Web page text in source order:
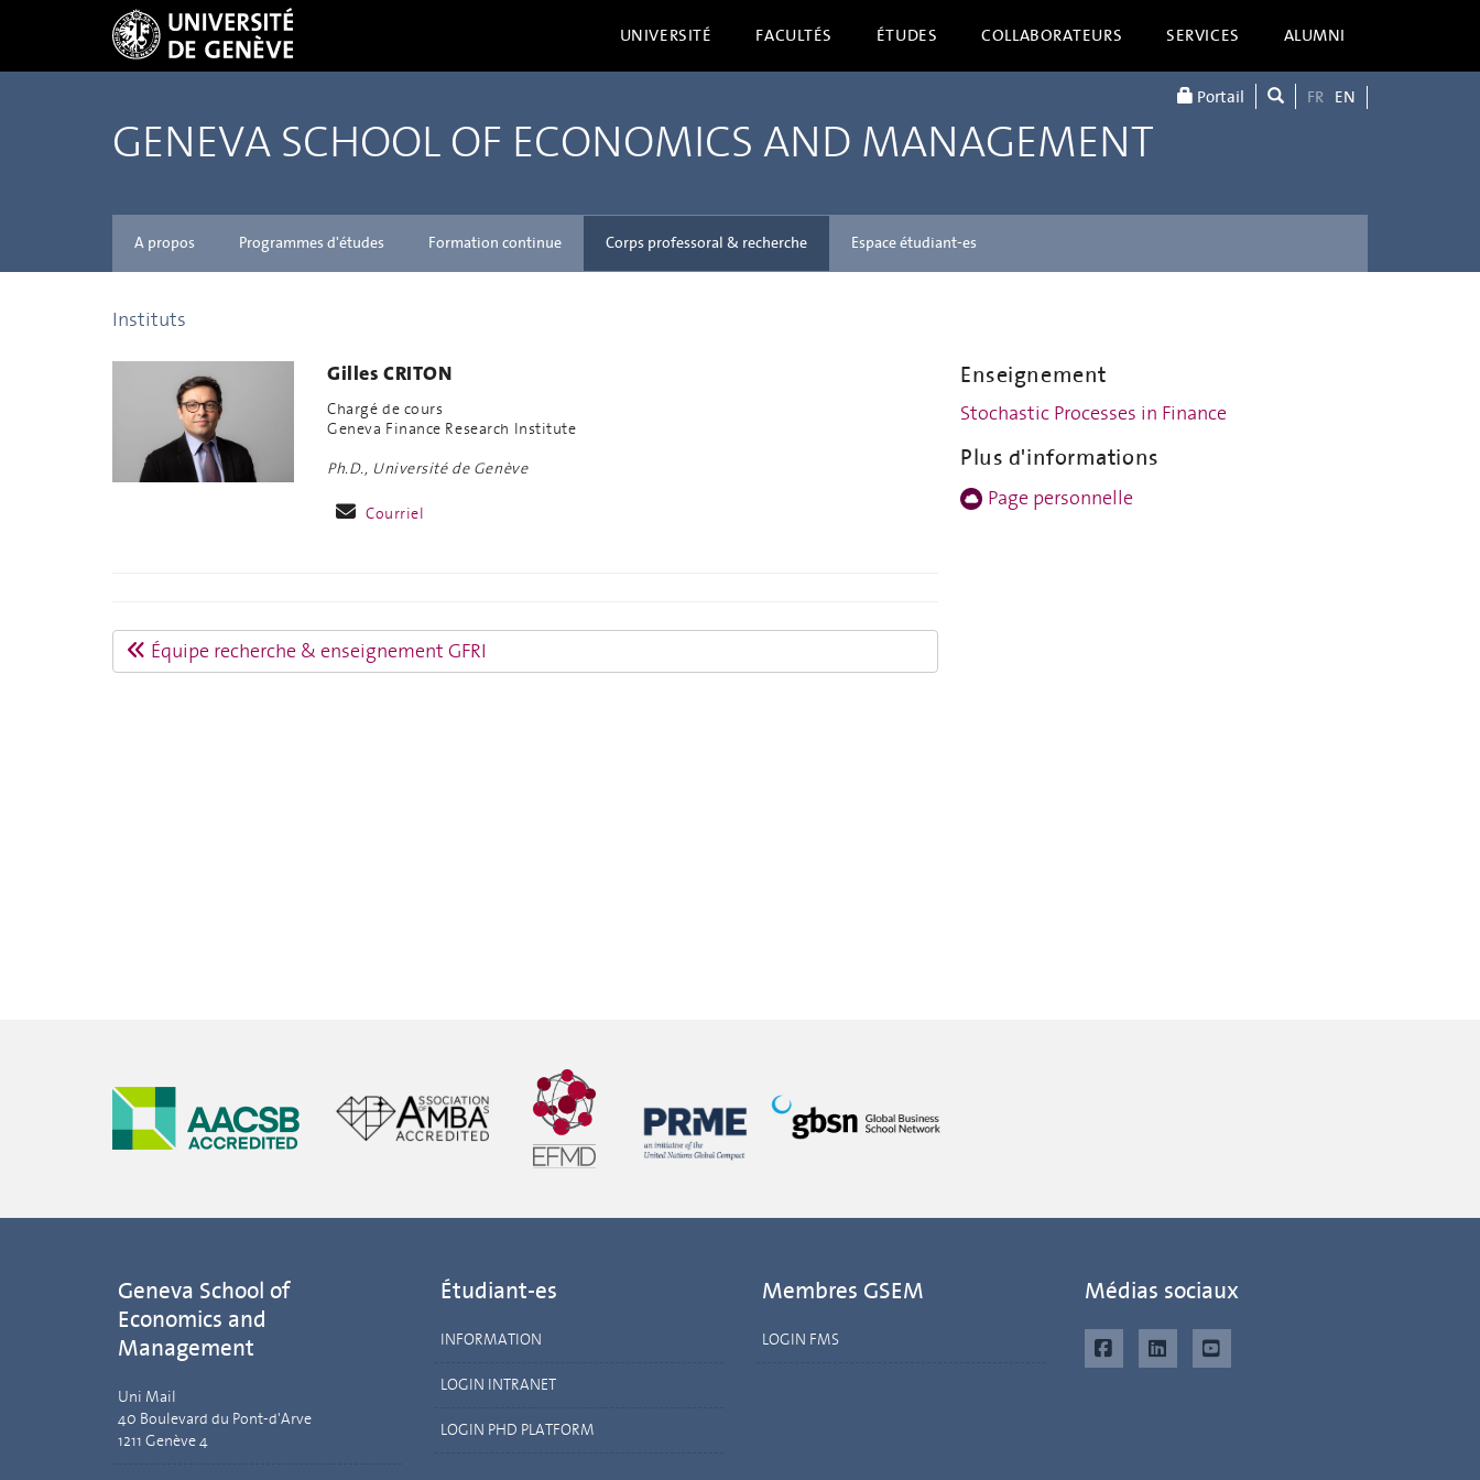
UNIVERSITÉ FACULTÉS ÉTUDES COLLABORATEURS SERVICES ALUMNI
Portail FR EN
GENEVA SCHOOL OF ECONOMICS AND MANAGEMENT
A propos Programmes d'études Formation continue Corps professoral & recherche Espace étudiant-es
Instituts
Gilles CRITON
Chargé de cours
Geneva Finance Research Institute
Ph.D., Université de Genève
Courriel
Équipe recherche & enseignement GFRI
Enseignement
Stochastic Processes in Finance
Plus d'informations
Page personnelle
Geneva School of
Economics and
Management
Uni Mail
40 Boulevard du Pont-d'Arve
1211 Genève 4
Étudiant-es
INFORMATION
LOGIN INTRANET
LOGIN PHD PLATFORM
Membres GSEM
LOGIN FMS
Médias sociaux